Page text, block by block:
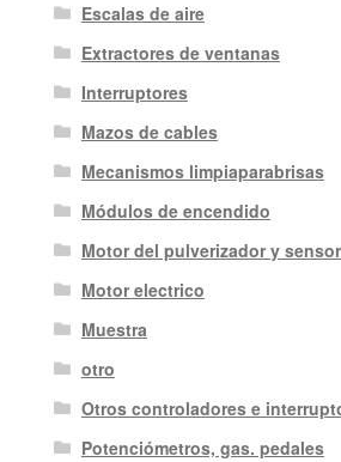
Escalas de aire
Extractores de ventanas
Interruptores
Mazos de cables
Mecanismos limpiaparabrisas
Módulos de encendido
Motor del pulverizador y
Motor electrico
Muestra
otro
Otros controladores e
Potenciómetros, gas. pedales